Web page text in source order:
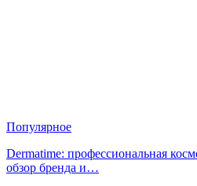
Популярное
Dermatime: профессиональная
обзор бренда и…